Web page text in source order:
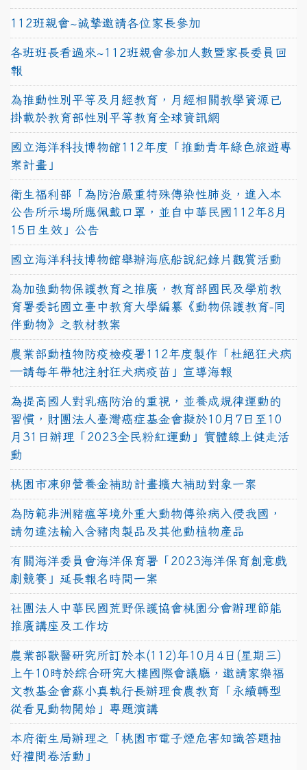
112班親會~誠摯邀請各位家長參加
各班班長看過來~112班親會參加人數暨家長委員回
報
為推動性別平等及月經教育，月經相關教學資源已
掛載於教育部性別平等教育全球資訊網
國立海洋科技博物館112年度「推動青年綠色旅遊專
案計畫」
衛生福利部「為防治嚴重特殊傳染性肺炎，進入本
公告所示場所應佩戴口罩，並自中華民國112年8月
15日生效」公告
國立海洋科技博物館舉辦海底船說紀錄片觀賞活動
為加強動物保護教育之推廣，教育部國民及學前教
育署委託國立臺中教育大學編纂《動物保護教育-同
伴動物》之教材教案
農業部動植物防疫檢疫署112年度製作「杜絕狂犬病
—請每年帶牠注射狂犬病疫苗」宣導海報
為提高國人對乳癌防治的重視，並養成規律運動的
習慣，財團法人臺灣癌症基金會擬於10月7日至10
月31日辦理「2023全民粉紅運動」實體線上健走活
動
桃園市凍卵營養金補助計畫擴大補助對象一案
為防範非洲豬瘟等境外重大動物傳染病入侵我國，
請勿違法輸入含豬肉製品及其他動植物產品
有關海洋委員會海洋保育署「2023海洋保育創意戲
劇競賽」延長報名時間一案
社團法人中華民國荒野保護協會桃園分會辦理節能
推廣講座及工作坊
農業部獸醫研究所訂於本(112)年10月4日(星期三)
上午10時於綜合研究大樓國際會議廳，邀請家樂福
文教基金會蘇小真執行長辦理食農教育「永續轉型
從看見動物開始」專題演講
本府衛生局辦理之「桃園市電子煙危害知識答題抽
好禮問卷活動」